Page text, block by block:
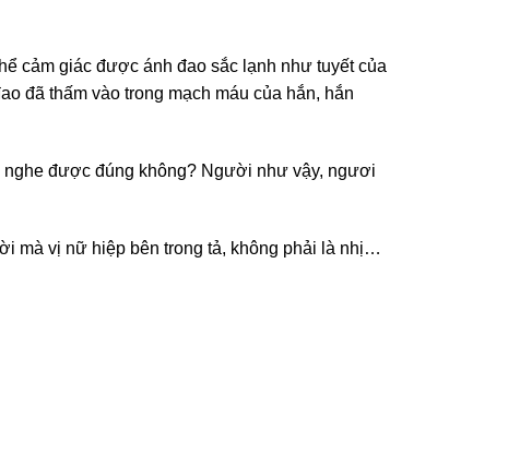
cảm giác được ánh đao sắc lạnh như tuyết của
đã thấm vào trong mạch máu của hắn, hắn
nghe được đúng không? Người như vậy, ngươi
mà vị nữ hiệp bên trong tả, không phải là nhị…